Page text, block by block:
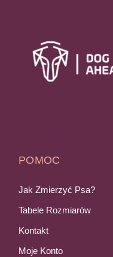
POMOC
Jak Zmierzyć Psa?
Tabele Rozmiarów
Kontakt
Moje Konto